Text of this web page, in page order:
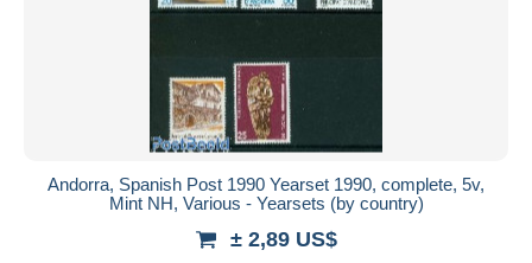
Andorra, Spanish Post 1990 Yearset 1990, complete, 5v,
Mint NH, Various - Yearsets (by country)
± 2,89 US$